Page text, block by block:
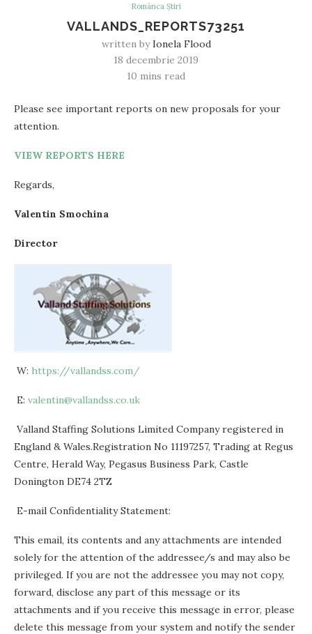
Românca Știri
VALLANDS_REPORTS73251
written byIonela Flood
18 decembrie 2019
10 mins read
Please see important reports on new proposals for your
attention.
VIEW REPORTS HERE
Regards,
Valentin Smochina
Director
W: https://vallandss.com/
E: valentin@vallandss.co.uk
Valland Staffing Solutions Limited Company registered in
England & Wales.Registration No 11197257, Trading at Regus
Centre, Herald Way, Pegasus Business Park, Castle
Donington DE74 2TZ
E-mail Confidentiality Statement:
This email, its contents and any attachments are intended
solely for the attention of the addressee/s and may also be
privileged. If you are not the addressee you may not copy,
forward, disclose any part of this message or its
attachments and if you receive this message in error, please
delete this message from your system and notify the sender